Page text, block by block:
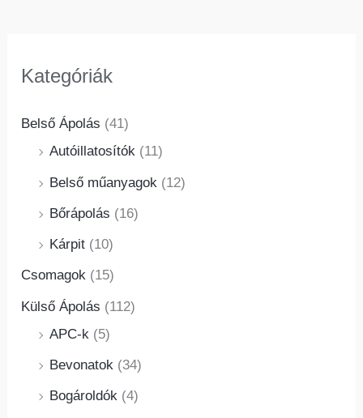
Kategóriák
Belső Ápolás (41)
Autóillatosítók (11)
Belső műanyagok (12)
Bőrápolás (16)
Kárpit (10)
Csomagok (15)
Külső Ápolás (112)
APC-k (5)
Bevonatok (34)
Bogároldók (4)